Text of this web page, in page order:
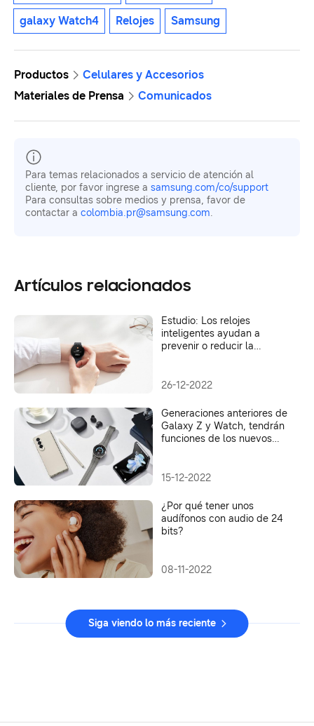
galaxy Watch4 Relojes Samsung
Productos
Celulares y Accesorios
Materiales de Prensa
Comunicados
Para temas relacionados a servicio de atención al
cliente, por favor ingrese a samsung.com/co/support
Para consultas sobre medios y prensa, favor de
contactar a colombia.pr@samsung.com.
Artículos relacionados
Estudio: Los relojes
inteligentes ayudan a
prevenir o reducir la
26-12-2022
Generaciones anteriores de
Galaxy Z y Watch, tendrán
funciones de los nuevos
15-12-2022
¿Por qué tener unos
audífonos con audio de 24
bits?
08-11-2022
Siga viendo lo más reciente